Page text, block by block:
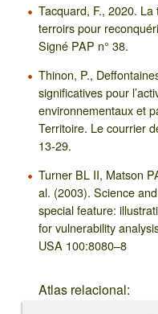
Tacquard, F., 2020.
terroirs pour
Signé PAP n° 38.
Thinon, P.,
significatives pour
environnementaux et
Territoire. Le courrier
13-29.
Turner BL II, Matson
al. (2003). Science
special feature:
for vulnerability
USA 100:8080–8
Atlas relacional: